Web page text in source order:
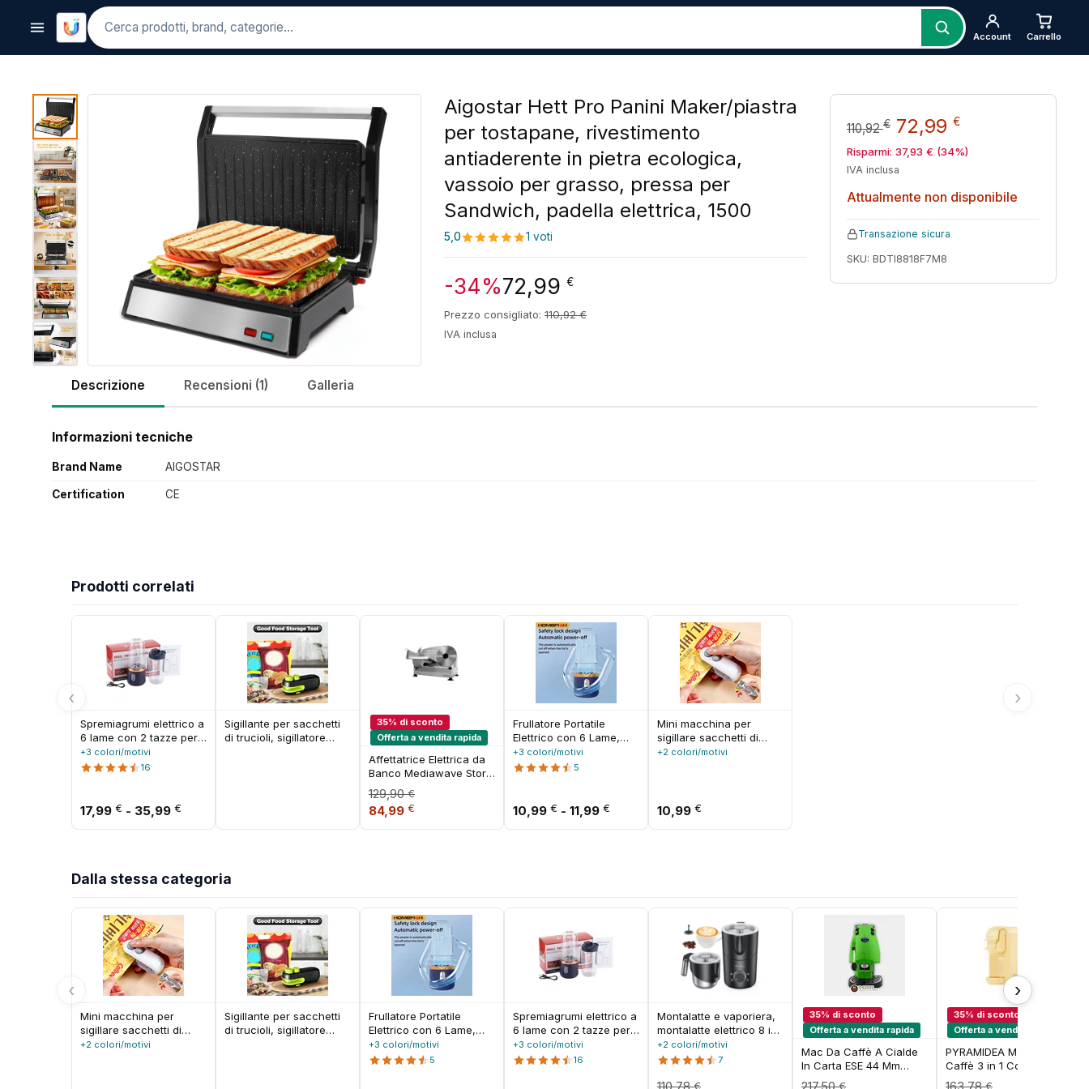
Cerca
Account Carrello
Aigostar Hett Pro Panini Maker/piastra
per tostapane, rivestimento
antiaderente in pietra ecologica,
vassoio per grasso, pressa per
Sandwich, padella elettrica, 1500
5,0 1 voti
-34%72,99 €
Prezzo consigliato: 110,92€
IVA inclusa
110,92€ Il prezzo originale
72,99 €Il prezzo
Risparmi: 37,93 € (34%)
IVA inclusa
Attualmente non disponibile
Transazione sicura
SKU: BDTI8818F7M8
Descrizione Recensioni (1) Galleria
Informazioni tecniche
Brand Name AIGOSTAR
Certification CE
Prodotti correlati
‹
Spremiagrumi elettrico a
6 lame con 2 tazze per
miscelatore
spremiagrumi portatile
Frullatore personale
Frullato
+3 colori/motivi
16
17,99 € - 35,99 € Fascia di prezzo: da 17,99 € a 35,99 €
Sigillante per sacchetti
di trucioli, sigillatore
35% di sconto
Offerta a vendita rapida
Affettatrice Elettrica da
Banco Mediawave Store
Dictrolux 200W con
Lama in Acciaio Inox da
19 cm
129,90€
Il prezzo originale era: 129,90 €.
84,99 € Il prezzo attuale è: 84,99 €.
Frullatore Portatile
Elettrico con 6 Lame,
Multifunzione per Succhi
Freschi, Frullati,
+3 colori/motivi
5
10,99 € - 11,99 € Fascia di prezzo: da 10,99 € a 11,99 €
Mini macchina per
sigillare sacchetti di
calore Sigillatrice per
portatile portatile
Sigillatrice per sacchetti
di calore per imballaggi
+2 colori/motivi
10,99 €
›
Dalla stessa categoria
‹
Mini macchina per
sigillare sacchetti di
calore Sigillatrice per
+2 colori/motivi
Sigillante per sacchetti
di trucioli, sigillatore
Frullatore Portatile
Elettrico con 6 Lame,
Multifunzione per Succhi
Freschi, Frullati,
+3 colori/motivi
5
Spremiagrumi elettrico a
6 lame con 2 tazze per
miscelatore
spremiagrumi portatile
+3 colori/motivi
16
Montalatte e vaporiera,
montalatte elettrico 8 in
1 per caffè,
vaporizzatore per latte
capacità da 400 ml
+2 colori/motivi
7
110,78€
35% di sconto
Offerta a vendita rapida
Mac Da Caffè A Cialde
In Carta ESE 44 Mm
Diesse Frog, Colore
217,50€
35% di sconto
Offerta a vendita rapida
PYRAMIDEA Mac per
Caffè 3 in 1 Compatibile
Nespresso Dolcegusto e
163,78€
›